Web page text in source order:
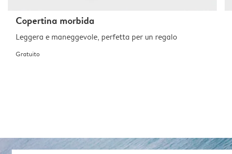
Copertina morbida
Leggera e maneggevole, perfetta per un regalo
Gratuito